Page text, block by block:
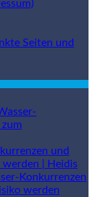
Seiten und
und
| Heidis
Konkurrenzen
werden